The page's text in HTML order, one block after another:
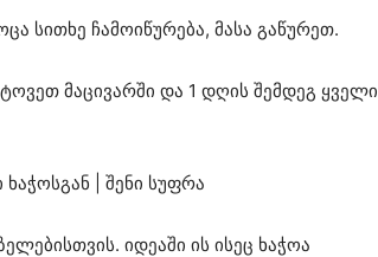
სითხე ჩამოიწურება, მასა გაწურეთ.
მაცივარში და 1 დღის შემდეგ ყველი
იდეაში ის ისეც ხაჭოა